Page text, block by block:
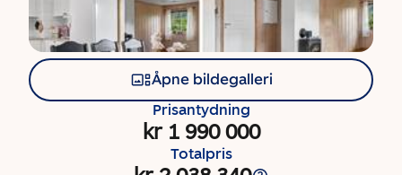
Åpne bildegalleri
Prisantydning
kr 1 990 000
Totalpris